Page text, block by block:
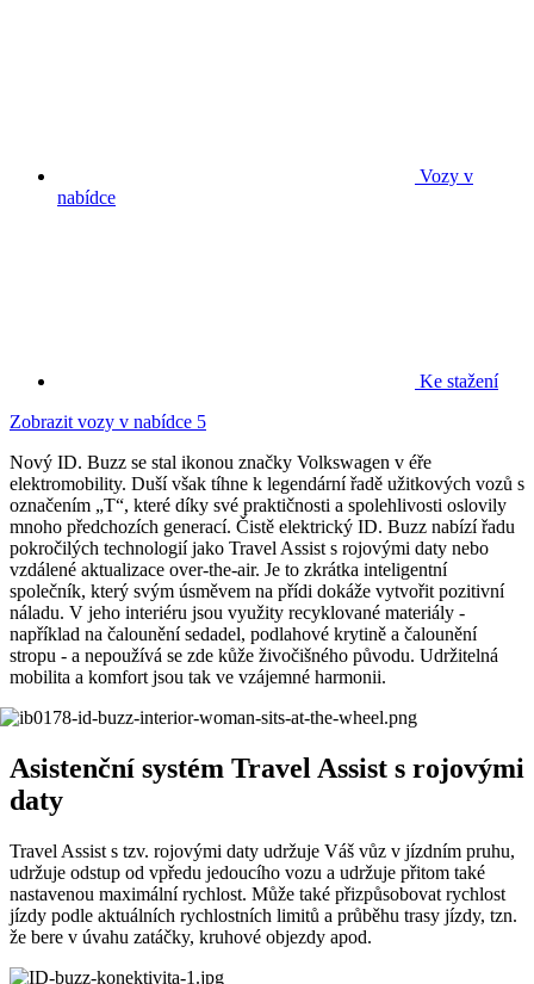
Vozy v
nabídce
Ke stažení
Zobrazit vozy v nabídce 5
Nový ID. Buzz se stal ikonou značky Volkswagen v éře
elektromobility. Duší však tíhne k legendární řadě užitkových vozů s
označením „T“, které díky své praktičnosti a spolehlivosti oslovily
mnoho předchozích generací. Čistě elektrický ID. Buzz nabízí řadu
pokročilých technologií jako Travel Assist s rojovými daty nebo
vzdálené aktualizace over-the-air. Je to zkrátka inteligentní
společník, který svým úsměvem na přídi dokáže vytvořit pozitivní
náladu. V jeho interiéru jsou využity recyklované materiály -
například na čalounění sedadel, podlahové krytině a čalounění
stropu - a nepoužívá se zde kůže živočišného původu. Udržitelná
mobilita a komfort jsou tak ve vzájemné harmonii.
Asistenční systém Travel Assist s rojovými
daty
Travel Assist s tzv. rojovými daty udržuje Váš vůz v jízdním pruhu,
udržuje odstup od vpředu jedoucího vozu a udržuje přitom také
nastavenou maximální rychlost. Může také přizpůsobovat rychlost
jízdy podle aktuálních rychlostních limitů a průběhu trasy jízdy, tzn.
že bere v úvahu zatáčky, kruhové objezdy apod.